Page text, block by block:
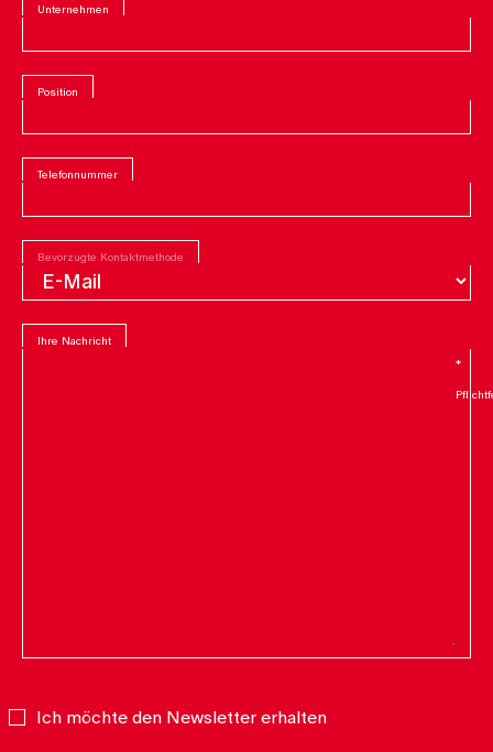
Unternehmen
Position
Telefonnummer
Bevorzugte Kontaktmethode
Ihre Nachricht
Newsletter
Ich möchte den Newsletter erhalten